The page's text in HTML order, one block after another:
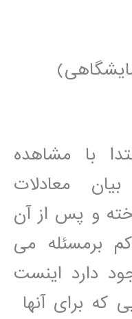
با مشاھده
معادلات
و پس از آن
برمسئله می
دارد اينست
که برای آنھا